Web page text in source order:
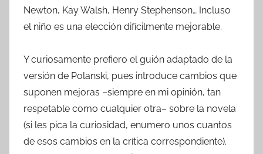
Newton, Kay Walsh, Henry Stephenson… Incluso
el niño es una elección difícilmente mejorable.
Y curiosamente prefiero el guión adaptado de la
versión de Polanski, pues introduce cambios que
suponen mejoras –siempre en mi opinión, tan
respetable como cualquier otra– sobre la novela
(si les pica la curiosidad, enumero unos cuantos
de esos cambios en la crítica correspondiente).